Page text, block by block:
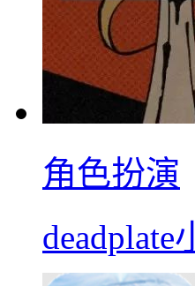
角色扮演
deadplate